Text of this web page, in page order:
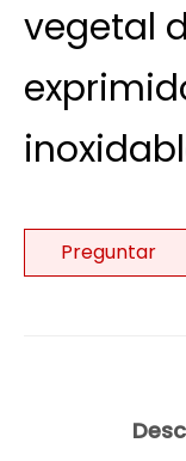
vegetal
Preguntar